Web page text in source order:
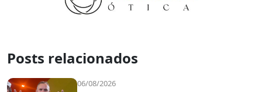
Posts relacionados
06/08/2026